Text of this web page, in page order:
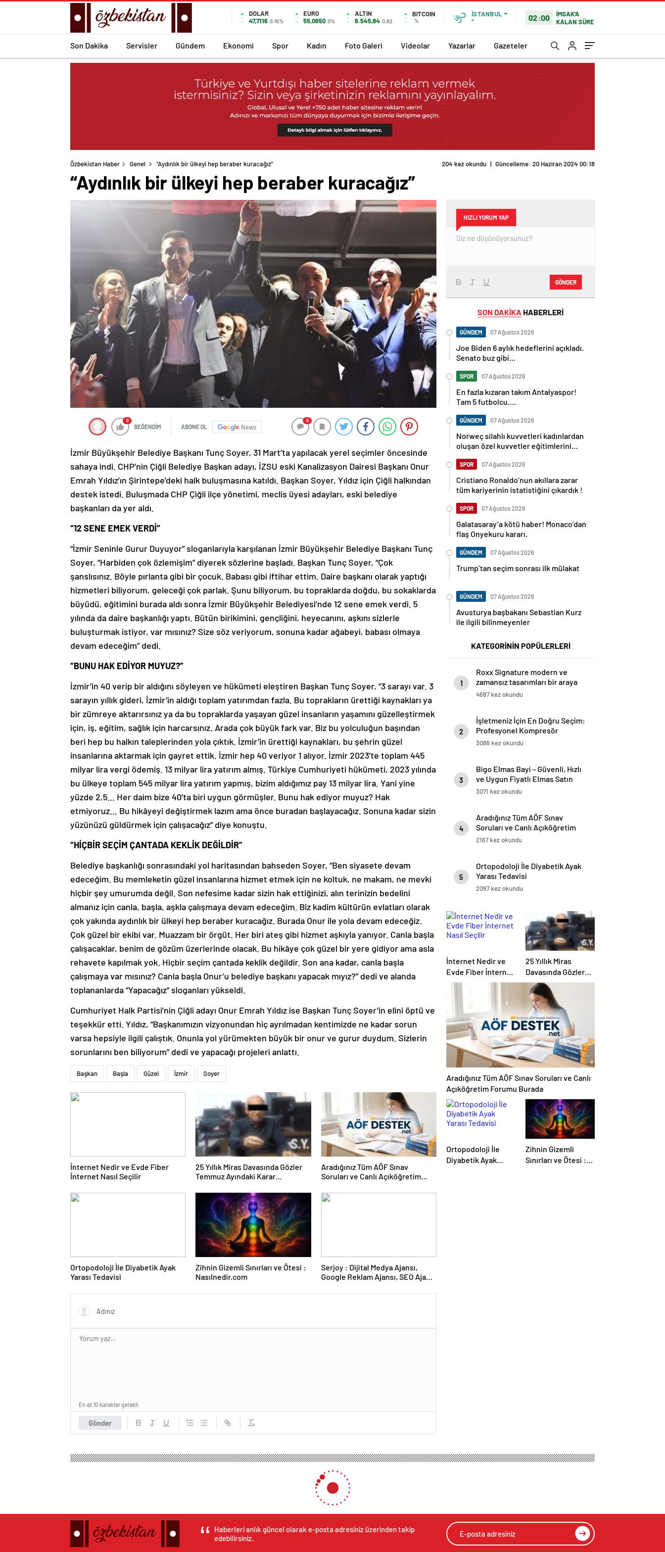
DOLAR
47,7116 0.16%
EURO
55,0650 0%
ALTIN
6.545,84 0,82
BITCOIN
%
İSTANBUL
°
02:00
İMSAK'A
KALAN SÜRE
Son Dakika Servisler Gündem Ekonomi Spor Kadın Foto Galeri Videolar Yazarlar Gazeteler
Özbekistan Haber Genel “Aydınlık bir ülkeyi hep beraber kuracağız” 204 kez okundu | Güncelleme: 20 Haziran 2024 00:18
“Aydınlık bir ülkeyi hep beraber kuracağız”
0
BEĞENDİM ABONE OL News
0
İzmir Büyükşehir Belediye Başkanı Tunç Soyer, 31 Mart’ta yapılacak yerel seçimler öncesinde
sahaya indi. CHP’nin Çiğli Belediye Başkan adayı, İZSU eski Kanalizasyon Dairesi Başkanı Onur
Emrah Yıldız’ın Şirintepe’deki halk buluşmasına katıldı. Başkan Soyer, Yıldız için Çiğli halkından
destek istedi. Buluşmada CHP Çiğli ilçe yönetimi, meclis üyesi adayları, eski belediye
başkanları da yer aldı.
“12 SENE EMEK VERDİ”
“İzmir Seninle Gurur Duyuyor” sloganlarıyla karşılanan İzmir Büyükşehir Belediye Başkanı Tunç
Soyer, “Harbiden çok özlemişim” diyerek sözlerine başladı. Başkan Tunç Soyer, “Çok
şanslısınız. Böyle pırlanta gibi bir çocuk. Babası gibi iftihar ettim. Daire başkanı olarak yaptığı
hizmetleri biliyorum, geleceği çok parlak. Şunu biliyorum, bu topraklarda doğdu, bu sokaklarda
büyüdü, eğitimini burada aldı sonra İzmir Büyükşehir Belediyesi’nde 12 sene emek verdi. 5
yılında da daire başkanlığı yaptı. Bütün birikimini, gençliğini, heyecanını, aşkını sizlerle
buluşturmak istiyor, var mısınız? Size söz veriyorum, sonuna kadar ağabeyi, babası olmaya
devam edeceğim” dedi.
“BUNU HAK EDİYOR MUYUZ?”
İzmir’in 40 verip bir aldığını söyleyen ve hükümeti eleştiren Başkan Tunç Soyer, “3 sarayı var. 3
sarayın yıllık gideri, İzmir’in aldığı toplam yatırımdan fazla. Bu toprakların ürettiği kaynakları ya
bir zümreye aktarırsınız ya da bu topraklarda yaşayan güzel insanların yaşamını güzelleştirmek
için, iş, eğitim, sağlık için harcarsınız. Arada çok büyük fark var. Biz bu yolculuğun başından
beri hep bu halkın taleplerinden yola çıktık. İzmir’in ürettiği kaynakları, bu şehrin güzel
insanlarına aktarmak için gayret ettik. İzmir hep 40 veriyor 1 alıyor. İzmir 2023’te toplam 445
milyar lira vergi ödemiş. 13 milyar lira yatırım almış. Türkiye Cumhuriyeti hükümeti, 2023 yılında
bu ülkeye toplam 545 milyar lira yatırım yapmış, bizim aldığımız pay 13 milyar lira. Yani yine
yüzde 2,5… Her daim bize 40’ta biri uygun görmüşler. Bunu hak ediyor muyuz? Hak
etmiyoruz… Bu hikâyeyi değiştirmek lazım ama önce buradan başlayacağız. Sonuna kadar sizin
yüzünüzü güldürmek için çalışacağız” diye konuştu.
“HİÇBİR SEÇİM ÇANTADA KEKLİK DEĞİLDİR”
Belediye başkanlığı sonrasındaki yol haritasından bahseden Soyer, “Ben siyasete devam
edeceğim. Bu memleketin güzel insanlarına hizmet etmek için ne koltuk, ne makam, ne mevki
hiçbir şey umurumda değil. Son nefesime kadar sizin hak ettiğinizi, alın terinizin bedelini
almanız için canla, başla, aşkla çalışmaya devam edeceğim. Biz kadim kültürün evlatları olarak
çok yakında aydınlık bir ülkeyi hep beraber kuracağız. Burada Onur ile yola devam edeceğiz.
Çok güzel bir ekibi var. Muazzam bir örgüt. Her biri ateş gibi hizmet aşkıyla yanıyor. Canla başla
çalışacaklar, benim de gözüm üzerlerinde olacak. Bu hikâye çok güzel bir yere gidiyor ama asla
rehavete kapılmak yok. Hiçbir seçim çantada keklik değildir. Son ana kadar, canla başla
çalışmaya var mısınız? Canla başla Onur’u belediye başkanı yapacak mıyız?” dedi ve alanda
toplananlarda “Yapacağız” sloganları yükseldi.
Cumhuriyet Halk Partisi’nin Çiğli adayı Onur Emrah Yıldız ise Başkan Tunç Soyer’in elini öptü ve
teşekkür etti. Yıldız, “Başkanımızın vizyonundan hiç ayrılmadan kentimizde ne kadar sorun
varsa hepsiyle ilgili çalıştık. Onunla yol yürümekten büyük bir onur ve gurur duydum. Sizlerin
sorunlarını ben biliyorum” dedi ve yapacağı projeleri anlattı.
Başkan Başla Güzel İzmir Soyer
İnternet Nedir ve Evde Fiber
İnternet Nasıl Seçilir
25 Yıllık Miras Davasında Gözler
Temmuz Ayındaki Karar
Aradığınız Tüm AÖF Sınav
Soruları ve Canlı Açıköğretim
Ortopodoloji İle Diyabetik Ayak
Yarası Tedavisi
Zihnin Gizemli Sınırları ve Ötesi :
Nasılnedir.com
Serjoy : Dijital Medya Ajansı,
Google Reklam Ajansı, SEO Ajansı
Gönder
En az 10 karakter gerekli
HIZLI YORUM YAP
GÖNDER
SON DAKİKA HABERLERİ
GÜNDEM 07 Ağustos 2026
Joe Biden 6 aylık hedeflerini açıkladı.
Senato buz gibi…
SPOR 07 Ağustos 2026
En fazla kızaran takım Antalyaspor!
Tam 5 futbolcu….
GÜNDEM 07 Ağustos 2026
Norweç silahlı kuvvetleri kadınlardan
oluşan özel kuvvetler eğitimlerini
SPOR 07 Ağustos 2026
Cristiano Ronaldo’nun akıllara zarar
tüm kariyerinin istatistiğini çıkardık !
SPOR 07 Ağustos 2026
Galatasaray’a kötü haber! Monaco’dan
flaş Onyekuru kararı.
GÜNDEM 07 Ağustos 2026
Trump’tan seçim sonrası ilk mülakat
GÜNDEM 07 Ağustos 2026
Avusturya başbakanı Sebastian Kurz
ile ilgili bilinmeyenler
KATEGORİNİN POPÜLERLERİ
1
Roxx Signature modern ve
zamansız tasarımları bir araya
getiriyor
4687 kez okundu
2
İşletmeniz İçin En Doğru Seçim:
Profesyonel Kompresör
Markaları Rehberi
3086 kez okundu
3
Bigo Elmas Bayi – Güvenli, Hızlı
ve Uygun Fiyatlı Elmas Satın
Almanın Yeni Adresi
3071 kez okundu
4
Aradığınız Tüm AÖF Sınav
Soruları ve Canlı Açıköğretim
Forumu Burada
2167 kez okundu
5
Ortopodoloji İle Diyabetik Ayak
Yarası Tedavisi
2097 kez okundu
İnternet Nedir ve
Evde Fiber İnternet
Nasıl Seçilir
25 Yıllık Miras
Davasında Gözler
Temmuz Ayındaki
Karar Duruşmasına
Çevrildi
Aradığınız Tüm AÖF Sınav Soruları ve Canlı
Açıköğretim Forumu Burada
Ortopodoloji İle
Diyabetik Ayak
Zihnin Gizemli
Sınırları ve Ötesi :
Haberleri anlık güncel olarak e-posta adresiniz üzerinden takip
edebilirsiniz.